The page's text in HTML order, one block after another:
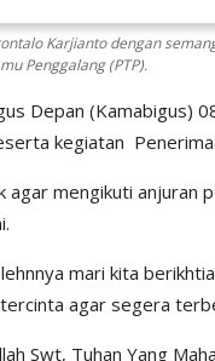
Karjianto dengan
Penggalang (PTP).
Depan
kegiatan
mengikuti
mari kita
agar segera
Swt, Tuhan Yang